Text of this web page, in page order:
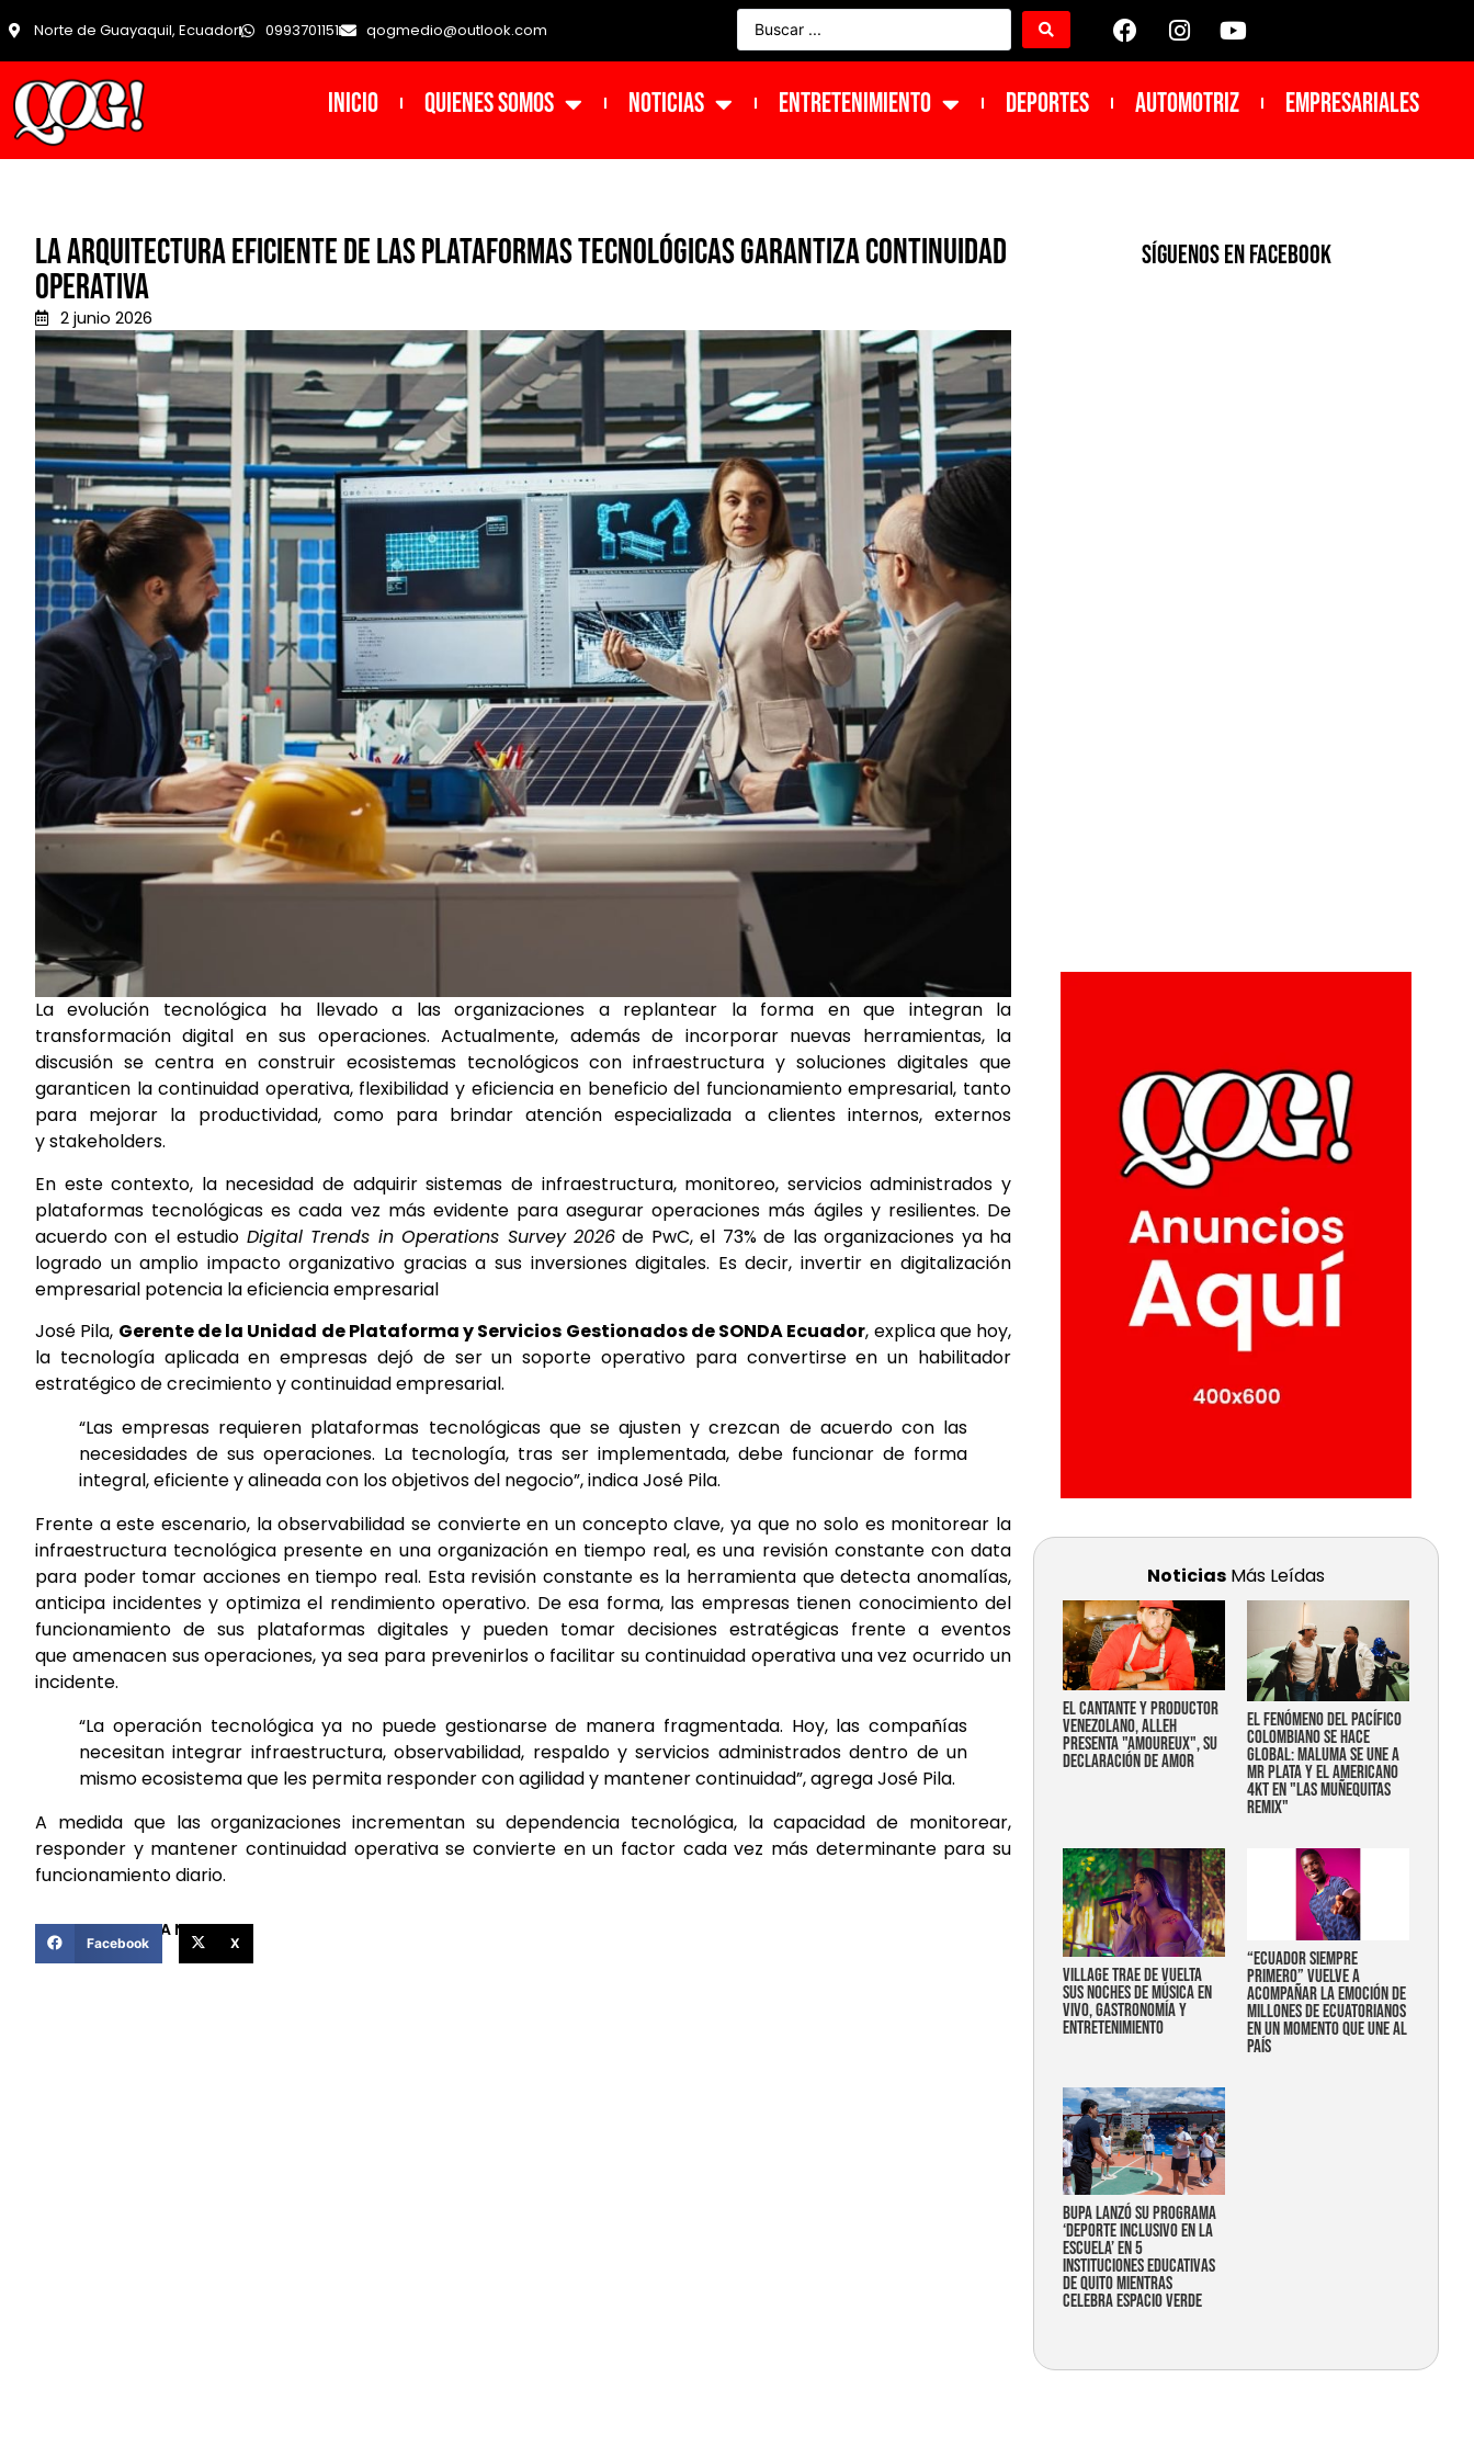
Norte de Guayaquil, Ecuador 0993701151 qogmedio@outlook.com
INICIO Quienes Somos NOTICIAS ENTRETENIMIENTO DEPORTES Automotriz Empresariales
La arquitectura eficiente de las plataformas tecnológicas garantiza continuidad
operativa
2 junio 2026
La evolución tecnológica ha llevado a las organizaciones a replantear la forma en que integran la
transformación digital en sus operaciones. Actualmente, además de incorporar nuevas herramientas, la
discusión se centra en construir ecosistemas tecnológicos con infraestructura y soluciones digitales que
garanticen la continuidad operativa, flexibilidad y eficiencia en beneficio del funcionamiento empresarial, tanto
para mejorar la productividad, como para brindar atención especializada a clientes internos, externos
y stakeholders.
En este contexto, la necesidad de adquirir sistemas de infraestructura, monitoreo, servicios administrados y
plataformas tecnológicas es cada vez más evidente para asegurar operaciones más ágiles y resilientes. De
acuerdo con el estudio Digital Trends in Operations Survey 2026 de PwC, el 73% de las organizaciones ya ha
logrado un amplio impacto organizativo gracias a sus inversiones digitales. Es decir, invertir en digitalización
empresarial potencia la eficiencia empresarial
José Pila, Gerente de la Unidad de Plataforma y Servicios Gestionados de SONDA Ecuador, explica que hoy,
la tecnología aplicada en empresas dejó de ser un soporte operativo para convertirse en un habilitador
estratégico de crecimiento y continuidad empresarial.
“Las empresas requieren plataformas tecnológicas que se ajusten y crezcan de acuerdo con las
necesidades de sus operaciones. La tecnología, tras ser implementada, debe funcionar de forma
integral, eficiente y alineada con los objetivos del negocio”, indica José Pila.
Frente a este escenario, la observabilidad se convierte en un concepto clave, ya que no solo es monitorear la
infraestructura tecnológica presente en una organización en tiempo real, es una revisión constante con data
para poder tomar acciones en tiempo real. Esta revisión constante es la herramienta que detecta anomalías,
anticipa incidentes y optimiza el rendimiento operativo. De esa forma, las empresas tienen conocimiento del
funcionamiento de sus plataformas digitales y pueden tomar decisiones estratégicas frente a eventos
que amenacen sus operaciones, ya sea para prevenirlos o facilitar su continuidad operativa una vez ocurrido un
incidente.
“La operación tecnológica ya no puede gestionarse de manera fragmentada. Hoy, las compañías
necesitan integrar infraestructura, observabilidad, respaldo y servicios administrados dentro de un
mismo ecosistema que les permita responder con agilidad y mantener continuidad”, agrega José Pila.
A medida que las organizaciones incrementan su dependencia tecnológica, la capacidad de monitorear,
responder y mantener continuidad operativa se convierte en un factor cada vez más determinante para su
funcionamiento diario.
COMPARTIR ESTA NOTICIA
Facebook X
SíGUENOS EN FACEBOOK
Noticias Más Leídas
EL CANTANTE Y PRODUCTOR
VENEZOLANO, ALLEH
PRESENTA "AMOUREUX", SU
DECLARACIÓN DE AMOR
EL FENÓMENO DEL PACÍFICO
COLOMBIANO SE HACE
GLOBAL: MALUMA SE UNE A
MR PLATA Y EL AMERICANO
4KT EN "LAS MUÑEQUITAS
REMIX"
Village trae de vuelta
sus noches de música en
vivo, gastronomía y
entretenimiento
“Ecuador siempre
primero” vuelve a
acompañar la emoción de
millones de ecuatorianos
en un momento que une al
país
Bupa lanzó su programa
‘Deporte Inclusivo en la
Escuela’ en 5
instituciones educativas
de Quito mientras
celebra espacio verde